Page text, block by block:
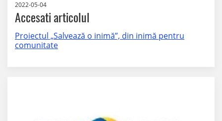
2022-05-04
Accesati articolul
Proiectul „Salvează o inimă”, din inimă pentru
comunitate